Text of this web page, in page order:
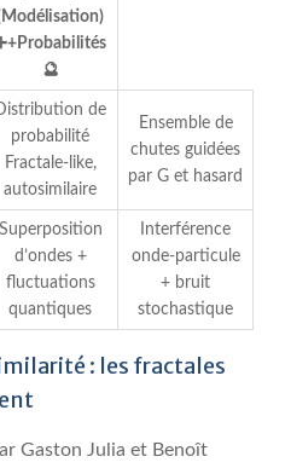
🔮
de
probabilité
Fractale-like,
autosimilaire
Ensemble de
chutes guidées
par G et hasard
Superposition
d’ondes +
fluctuations
quantiques
Interférence
onde-particule
+ bruit
stochastique
: les fractales
Gaston Julia et Benoît